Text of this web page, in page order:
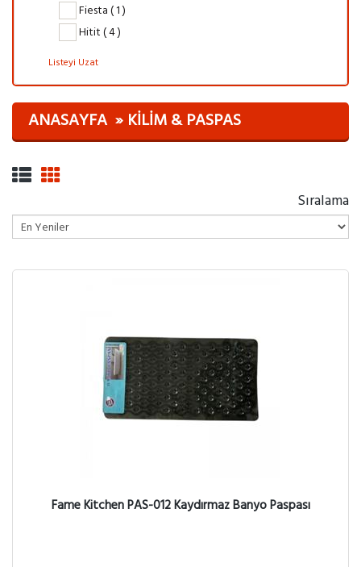
Fiesta ( 1 )
Hitit ( 4 )
Listeyi Uzat
ANASAYFA KILIM & PASPAS
Sıralama
Fame Kitchen PAS-012 Kaydırmaz Banyo Paspası